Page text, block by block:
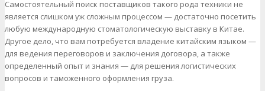
Самостоятельный поиск поставщиков такого рода техники не
является слишком уж сложным процессом — достаточно посетить
любую международную стоматологическую выставку в Китае.
Другое дело, что вам потребуется владение китайским языком —
для ведения переговоров и заключения договора, а также
определенный опыт и знания — для решения логистических
вопросов и таможенного оформления груза.